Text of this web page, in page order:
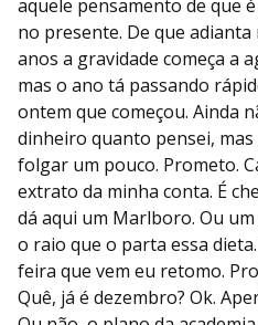
aquele pensamento de que
no presente. De que
anos a gravidade começa a
mas o ano tá passando
ontem que começou. Ainda
dinheiro quanto pensei,
folgar um pouco. Prometo.
extrato da minha conta. É
dá aqui um Marlboro. Ou
o raio que o parta essa
feira que vem eu retomo.
Quê, já é dezembro? Ok.